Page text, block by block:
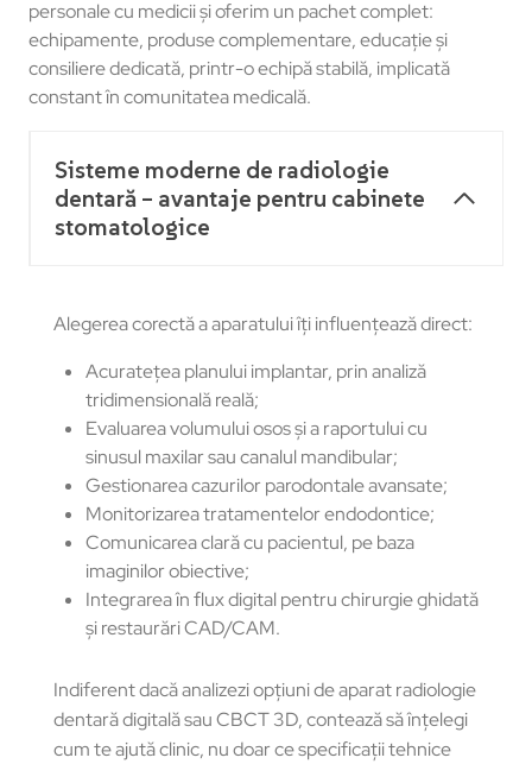
personale cu medicii și oferim un pachet complet:
echipamente, produse complementare, educație și
consiliere dedicată, printr-o echipă stabilă, implicată
constant în comunitatea medicală.
Sisteme moderne de radiologie
dentară – avantaje pentru cabinete
stomatologice
Alegerea corectă a aparatului îți influențează direct:
Acuratețea planului implantar, prin analiză
tridimensională reală;
Evaluarea volumului osos și a raportului cu
sinusul maxilar sau canalul mandibular;
Gestionarea cazurilor parodontale avansate;
Monitorizarea tratamentelor endodontice;
Comunicarea clară cu pacientul, pe baza
imaginilor obiective;
Integrarea în flux digital pentru chirurgie ghidată
și restaurări CAD/CAM.
Indiferent dacă analizezi opțiuni de aparat radiologie
dentară digitală sau CBCT 3D, contează să înțelegi
cum te ajută clinic, nu doar ce specificații tehnice